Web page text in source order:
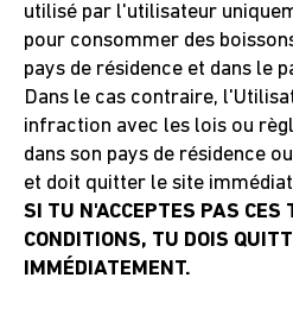
DEMANDES
utilisé par l'utilisateur
pour consommer des
pays de résidence et dans le
Dans le cas contraire,
infraction avec les lois ou
dans son pays de résidence
et doit quitter le site
SI TU N'ACCEPTES PAS CES
CONDITIONS, TU DOIS
IMMÉDIATEMENT.